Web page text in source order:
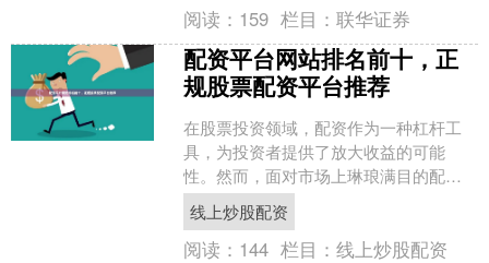
阅读： 159 栏目：联华证券
配资平台网站排名前十，正
规股票配资平台推荐
在股票投资领域，配资作为一种杠杆工
具，为投资者提供了放大收益的可能
性。然而，面对市场上琳琅满目的配资
平台，如何甄别其正规性与安全性，选
择可靠的服务商，成为投资者....
线上炒股配资
阅读： 144 栏目：线上炒股配资